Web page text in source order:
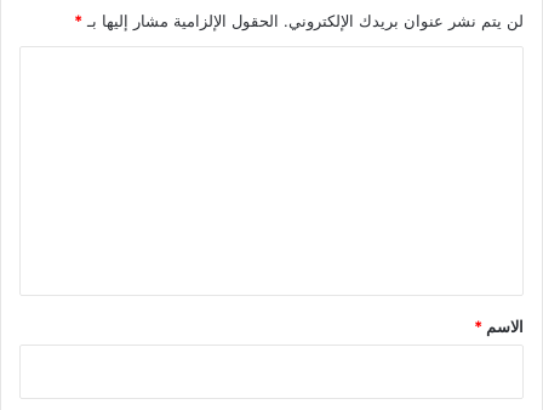
لن يتم نشر عنوان بريدك الإلكتروني. الحقول الإلزامية مشار إليها بـ *
*
الاسم *